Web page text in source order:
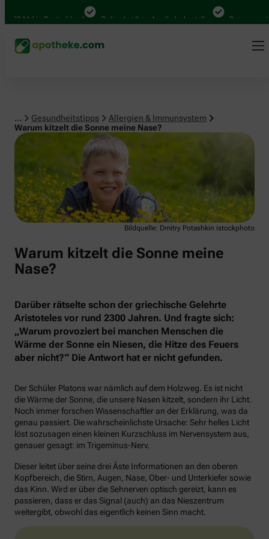
Mal in Deutschland Online bei Ihrer Apotheke bestellen Bequem
... Gesundheitstipps
Allergien & Immunsystem
Warum kitzelt die Sonne meine Nase?
Allergien & Immunsystem
Bildquelle: Dmitry Potashkin istockphoto
Warum kitzelt die Sonne meine
Nase?
Darüber rätselte schon der griechische Gelehrte
Aristoteles vor rund 2300 Jahren. Und fragte sich:
„Warum provoziert bei manchen Menschen die
Wärme der Sonne ein Niesen, die Hitze des Feuers
aber nicht?“ Die Antwort hat er nicht gefunden.
Der Schüler Platons war nämlich auf dem Holzweg. Es ist nicht
die Wärme der Sonne, die unsere Nasen kitzelt, sondern ihr Licht.
Noch immer forschen Wissenschaftler an der Erklärung, was da
genau passiert. Die wahrscheinlichste Ursache: Sehr helles Licht
löst sozusagen einen kleinen Kurzschluss im Nervensystem aus,
genauer gesagt: im Trigeminus-Nerv.
Dieser leitet über seine drei Äste Informationen an den oberen
Kopfbereich, die Stirn, Augen, Nase, Ober- und Unterkiefer sowie
das Kinn. Wird er über die Sehnerven optisch gereizt, kann es
passieren, dass er das Signal (auch) an das Nieszentrum
weitergibt, obwohl das eigentlich keinen Sinn macht.